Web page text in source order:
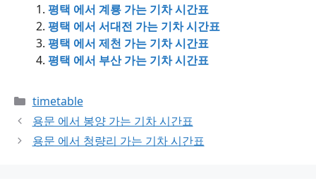
평택 에서 계룡 가는 기차 시간표
평택 에서 서대전 가는 기차 시간표
평택 에서 제천 가는 기차 시간표
평택 에서 부산 가는 기차 시간표
Categories
timetable
용문 에서 봉양 가는 기차 시간표
용문 에서 청량리 가는 기차 시간표